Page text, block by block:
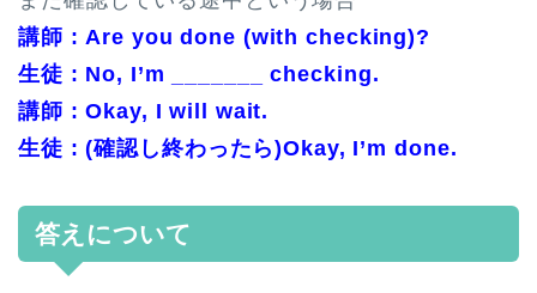
講師 : Are you done (with checking)?
生徒 : No, I’m _______ checking.
講師 : Okay, I will wait.
生徒 : (確認し終わったら)Okay, I’m done.
答えについて